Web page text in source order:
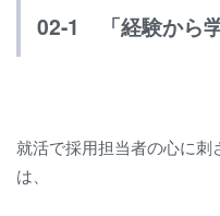
02-1 「経験から
就活で採用担当者の心に
は、